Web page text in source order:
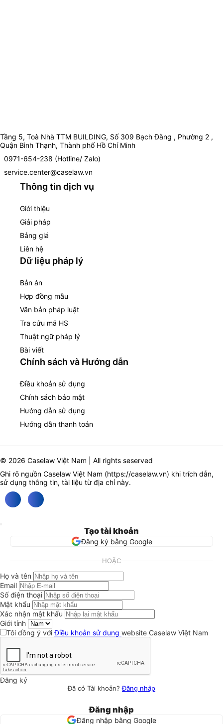
Tầng 5, Toà Nhà TTM BUILDING, Số 309 Bạch Đằng , Phường 2 ,
Quận Bình Thạnh, Thành phố Hồ Chí Minh
0971-654-238 (Hotline/ Zalo)
service.center@caselaw.vn
Thông tin dịch vụ
Giới thiệu
Giải pháp
Bảng giá
Liên hệ
Dữ liệu pháp lý
Bản án
Hợp đồng mẫu
Văn bản pháp luật
Tra cứu mã HS
Thuật ngữ pháp lý
Bài viết
Chính sách và Hướng dẫn
Điều khoản sử dụng
Chính sách bảo mật
Hướng dẫn sử dụng
Hướng dẫn thanh toán
© 2026 Caselaw Việt Nam | All rights seserved
Ghi rõ nguồn Caselaw Việt Nam (https://caselaw.vn) khi trích dẫn,
sử dụng thông tin, tài liệu từ địa chỉ này.
Tạo tài khoản
Đăng ký bằng Google
HOẶC
Họ và tên
Email
Số điện thoại
Mật khẩu
Xác nhận mật khẩu
Giới tính
Tôi đồng ý vớiĐiều khoản sử dụng website Caselaw Việt Nam
Đăng ký
Đã có Tài khoản?Đăng nhập
Đăng nhập
Đăng nhập bằng Google